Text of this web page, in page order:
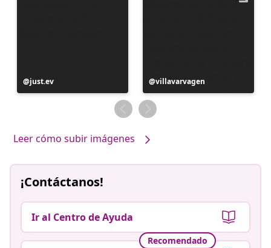
Publicación
realizada
just.ev
Publicación
realizada
por
villavarvagen
Leer cómo subir imágenes
¡Contáctanos!
Ir al Centro de Ayuda
Recomendado